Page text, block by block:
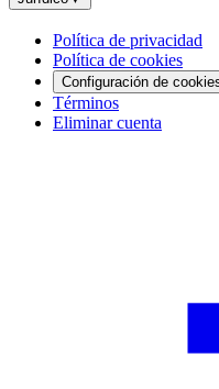
Política de privacidad
Política de cookies
Configuración de
Términos
Eliminar cuenta